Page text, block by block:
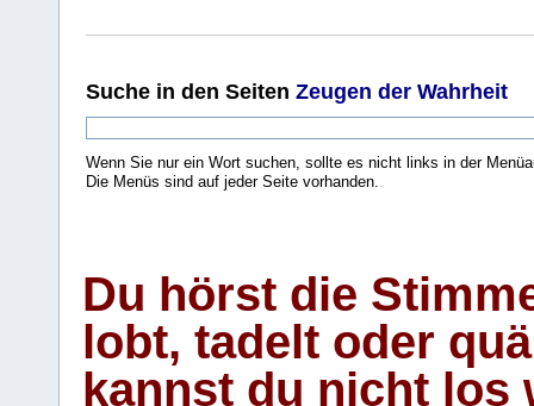
Suche in den Seiten Zeugen der Wahrheit
Wenn Sie nur ein Wort suchen, sollte es nicht links in der
Die Menüs sind auf jeder Seite vorhanden..
Du hörst die
lobt, tadelt oder
kannst du nicht los